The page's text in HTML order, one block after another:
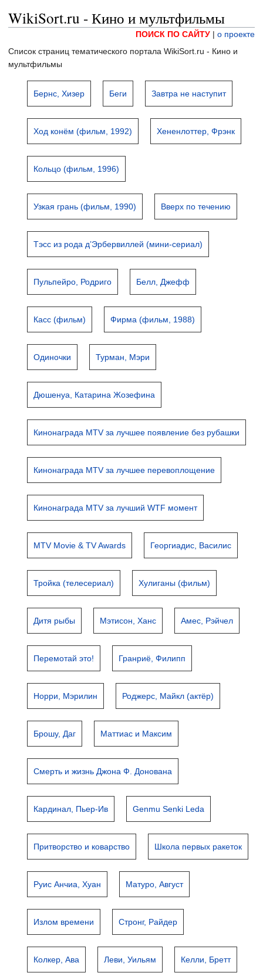
WikiSort.ru - Кино и мультфильмы
ПОИСК ПО САЙТУ | о проекте
Список страниц тематического портала WikiSort.ru - Кино и
мультфильмы
Бернс, Хизер Беги Завтра не наступит
Ход конём (фильм, 1992) Хененлоттер, Фрэнк
Кольцо (фильм, 1996)
Узкая грань (фильм, 1990) Вверх по течению
Тэсс из рода д’Эрбервиллей (мини-сериал)
Пульпейро, Родриго Белл, Джефф
Касс (фильм) Фирма (фильм, 1988)
Одиночки Турман, Мэри
Дюшенуа, Катарина Жозефина
Кинонаграда MTV за лучшее появление без рубашки
Кинонаграда MTV за лучшее перевоплощение
Кинонаграда MTV за лучший WTF момент
MTV Movie & TV Awards Георгиадис, Василис
Тройка (телесериал) Хулиганы (фильм)
Дитя рыбы Мэтисон, Ханс Амес, Рэйчел
Перемотай это! Гранриё, Филипп
Норри, Мэрилин Роджерс, Майкл (актёр)
Брошу, Даг Маттиас и Максим
Смерть и жизнь Джона Ф. Донована
Кардинал, Пьер-Ив Genmu Senki Leda
Притворство и коварство Школа первых ракеток
Руис Анчиа, Хуан Матуро, Август
Излом времени Стронг, Райдер
Колкер, Ава Леви, Уильям Келли, Бретт